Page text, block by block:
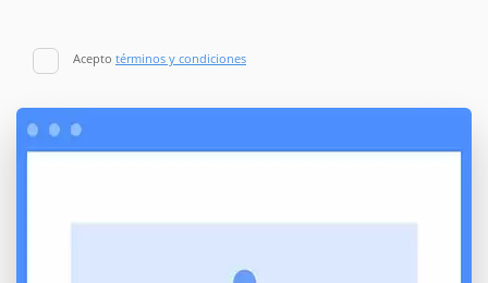
Acepto términos y condiciones